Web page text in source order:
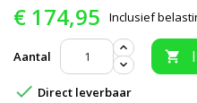
€ 174,95 Inclusief
Aantal 
 Direct leverbaar